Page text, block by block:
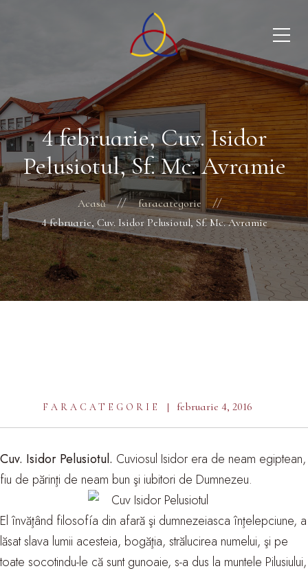
4 februarie, Cuv. Isidor
Pelusiotul, Sf. Mc. Avramie
Acasă
faracategorie
4 februarie, Cuv. Isidor Pelusiotul, Sf. Mc. Avramie
FARACATEGORIE februarie 4, 2016
Cuv. Isidor Pelusiotul. Cuviosul Isidor era de neam egiptean,
fiu de părinţi de neam bun şi iubitori de Dumnezeu.
El învăţând filosofía din afară şi dumnezeiasca înţelepciune, a
lăsat slava lumii acesteia, bogăţia, strălucirea numelui, şi pe
toate socotindu-le că sunt gunoaie, s-a dus la muntele Pilusiului,